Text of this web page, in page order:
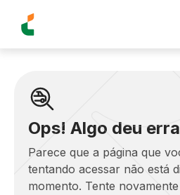
Ops! Algo deu
Parece que a página que
tentando acessar não está
momento. Tente